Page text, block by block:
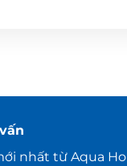
nhất từ Aqua